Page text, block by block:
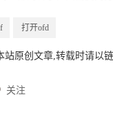
打开ofd
原创文章,转载时请以
关注